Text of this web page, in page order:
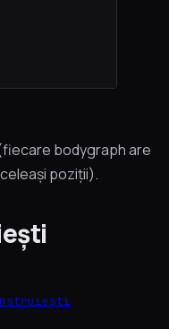
bodygraph are
poziții).